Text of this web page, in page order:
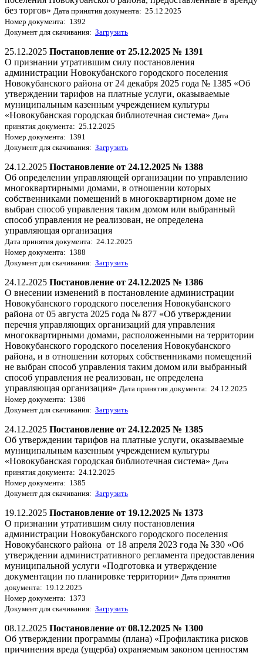
без торгов» Дата принятия документа: 25.12.2025
Номер документа: 1392
Документ для скачивания: Загрузить
25.12.2025 Постановление от 25.12.2025 № 1391
О признании утратившим силу постановления
администрации Новокубанского городского поселения
Новокубанского района от 24 декабря 2025 года № 1385 «Об
утверждении тарифов на платные услуги, оказываемые
муниципальным казенным учреждением культуры
«Новокубанская городская библиотечная система» Дата
принятия документа: 25.12.2025
Номер документа: 1391
Документ для скачивания: Загрузить
24.12.2025 Постановление от 24.12.2025 № 1388
Об определении управляющей организации по управлению
многоквартирными домами, в отношении которых
собственниками помещений в многоквартирном доме не
выбран способ управления таким домом или выбранный
способ управления не реализован, не определена
управляющая организация
Дата принятия документа: 24.12.2025
Номер документа: 1388
Документ для скачивания: Загрузить
24.12.2025 Постановление от 24.12.2025 № 1386
О внесении изменений в постановление администрации
Новокубанского городского поселения Новокубанского
района от 05 августа 2025 года № 877 «Об утверждении
перечня управляющих организаций для управления
многоквартирными домами, расположенными на территории
Новокубанского городского поселения Новокубанского
района, и в отношении которых собственниками помещений
не выбран способ управления таким домом или выбранный
способ управления не реализован, не определена
управляющая организация» Дата принятия документа: 24.12.2025
Номер документа: 1386
Документ для скачивания: Загрузить
24.12.2025 Постановление от 24.12.2025 № 1385
Об утверждении тарифов на платные услуги, оказываемые
муниципальным казенным учреждением культуры
«Новокубанская городская библиотечная система» Дата
принятия документа: 24.12.2025
Номер документа: 1385
Документ для скачивания: Загрузить
19.12.2025 Постановление от 19.12.2025 № 1373
О признании утратившим силу постановления
администрации Новокубанского городского поселения
Новокубанского района от 18 апреля 2023 года № 330 «Об
утверждении административного регламента предоставления
муниципальной услуги «Подготовка и утверждение
документации по планировке территории» Дата принятия
документа: 19.12.2025
Номер документа: 1373
Документ для скачивания: Загрузить
08.12.2025 Постановление от 08.12.2025 № 1300
Об утверждении программы (плана) «Профилактика рисков
причинения вреда (ущерба) охраняемым законом ценностям